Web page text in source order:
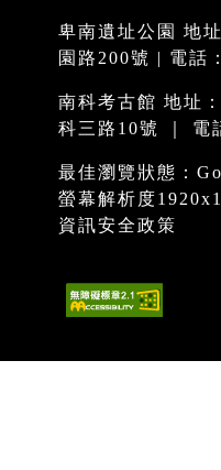
卑南遺址公園 地
園路200號 | 電話
南科考古館 地址
科三路10號 ｜ 電
最佳瀏覽狀態：
螢幕解析度
資訊安全政策